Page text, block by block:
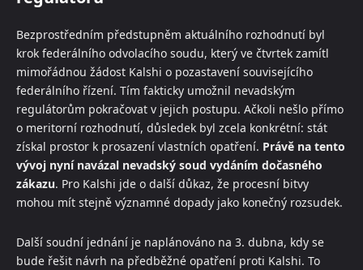
Bezprostředním předstupněm aktuálního rozhodnutí byl
krok federálního odvolacího soudu, který ve čtvrtek zamítl
mimořádnou žádost Kalshi o pozastavení souvisejícího
federálního řízení. Tím fakticky umožnil nevadským
regulátorům pokračovat v jejich postupu. Ačkoli nešlo přímo
o meritorní rozhodnutí, důsledek byl zcela konkrétní: stát
získal prostor k prosazení vlastních opatření. Právě na tento
vývoj nyní navázal nevadský soud vydáním dočasného
zákazu. Pro Kalshi jde o další důkaz, že procesní bitvy
mohou mít stejně významné dopady jako konečný rozsudek.
Další soudní jednání je naplánováno na 3. dubna, kdy se
bude řešit návrh na předběžné opatření proti Kalshi. To